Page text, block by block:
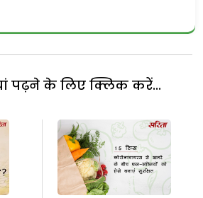
पढ़ने के लिए क्लिक करें...